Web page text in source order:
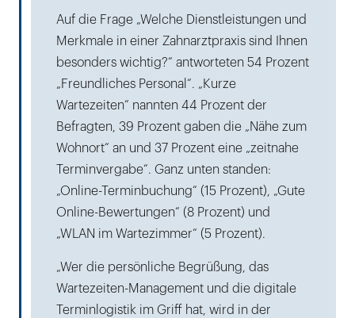
Auf die Frage „Welche Dienstleistungen und
Merkmale in einer Zahnarztpraxis sind Ihnen
besonders wichtig?“ antworteten 54 Prozent
„Freundliches Personal“. „Kurze
Wartezeiten“ nannten 44 Prozent der
Befragten, 39 Prozent gaben die „Nähe zum
Wohnort“ an und 37 Prozent eine „zeitnahe
Terminvergabe“. Ganz unten standen:
„Online-Terminbuchung“ (15 Prozent), „Gute
Online-Bewertungen“ (8 Prozent) und
„WLAN im Wartezimmer“ (5 Prozent).
„Wer die persönliche Begrüßung, das
Wartezeiten-Management und die digitale
Terminlogistik im Griff hat, wird in der